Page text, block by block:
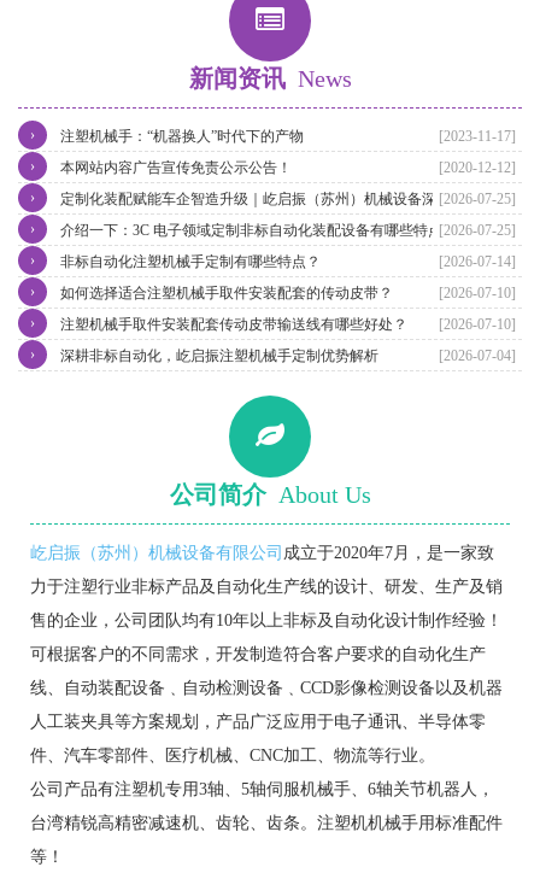
新闻资讯 News
[2023-11-17]
注塑机械手：“机器换人”时代下的产物
›
[2020-12-12]
本网站内容广告宣传免责公示公告！
›
[2026-07-25]
定制化装配赋能车企智造升级｜屹启振（苏州）机械设备深耕汽车非
标自动化装配产线整体方案
›
[2026-07-25]
介绍一下：3C 电子领域定制非标自动化装配设备有哪些特点
›
[2026-07-14]
非标自动化注塑机械手定制有哪些特点？
›
[2026-07-10]
如何选择适合注塑机械手取件安装配套的传动皮带？
›
[2026-07-10]
注塑机械手取件安装配套传动皮带输送线有哪些好处？
›
[2026-07-04]
深耕非标自动化，屹启振注塑机械手定制优势解析
›
公司简介 About Us
屹启振（苏州）机械设备有限公司 成立于2020年7月，是一家致
力于注塑行业非标产品及自动化生产线的设计、研发、生产及销
售的企业，公司团队均有10年以上非标及自动化设计制作经验！
可根据客户的不同需求，开发制造符合客户要求的自动化生产
线、自动装配设备﹑自动检测设备﹑CCD影像检测设备以及机器
人工装夹具等方案规划，产品广泛应用于电子通讯、半导体零
件、汽车零部件、医疗机械、CNC加工、物流等行业。
公司产品有注塑机专用3轴、5轴伺服机械手、6轴关节机器人，
台湾精锐高精密减速机、齿轮、齿条。注塑机机械手用标准配件
等！